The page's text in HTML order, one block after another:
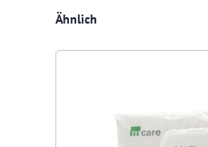
Produktgalerie überspringen
Ähnlich